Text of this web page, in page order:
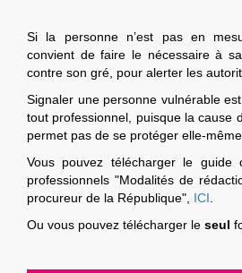
Si la personne n’est pas en
convient de faire le nécessaire à
contre son gré, pour alerter les
Signaler une personne vulnérable
tout professionnel, puisque la cause
permet pas de se protéger elle-même.
Vous pouvez télécharger le guide
professionnels "Modalités de
procureur de la République", ICI
Ou vous pouvez télécharger le seul